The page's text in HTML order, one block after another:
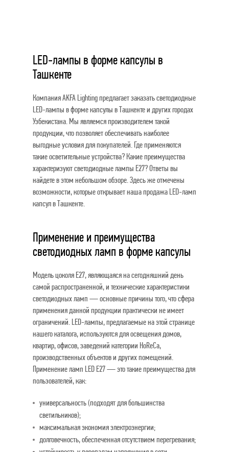
LED-лампы в форме капсулы в
Ташкенте
Компания AKFA Lighting предлагает заказать светодиодные
LED-лампы в форме капсулы в Ташкенте и других городах
Узбекистана. Мы являемся производителем такой
продукции, что позволяет обеспечивать наиболее
выгодные условия для покупателей. Где применяются
такие осветительные устройства? Какие преимущества
характеризуют светодиодные лампы E27? Ответы вы
найдете в этом небольшом обзоре. Здесь же отмечены
возможности, которые открывает наша продажа LED-ламп
капсул в Ташкенте.
Применение и преимущества
светодиодных ламп в форме капсулы
Модель цоколя E27, являющаяся на сегодняшний день
самой распространенной, и технические характеристики
светодиодных ламп — основные причины того, что сфера
применения данной продукции практически не имеет
ограничений. LED-лампы, предлагаемые на этой странице
нашего каталога, используются для освещения домов,
квартир, офисов, заведений категории HoReCa,
производственных объектов и других помещений.
Применение ламп LED E27 — это такие преимущества для
пользователей, как:
универсальность (подходят для большинства
светильников);
максимальная экономия электроэнергии;
долговечность, обеспеченная отсутствием перегревания;